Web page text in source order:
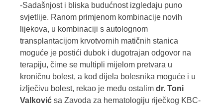
-Sadašnjost i bliska budućnost izgledaju puno
svjetlije. Ranom primjenom kombinacije novih
lijekova, u kombinaciji s autolognom
transplantacijom krvotvornih matičnih stanica
moguće je postići dubok i dugotrajan odgovor na
terapiju, čime se multipli mijelom pretvara u
kroničnu bolest, a kod dijela bolesnika moguće i u
izlječivu bolest, rekao je među ostalim dr. Toni
Valković sa Zavoda za hematologiju riječkog KBC-